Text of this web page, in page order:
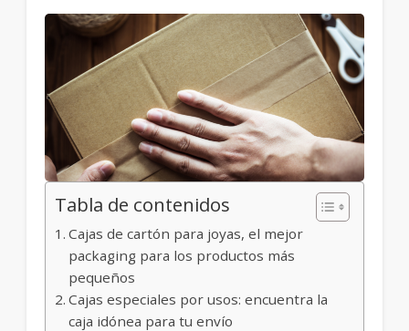
Tabla de contenidos
Cajas de cartón para joyas, el mejor
packaging para los productos más
pequeños
Cajas especiales por usos: encuentra la
caja idónea para tu envío